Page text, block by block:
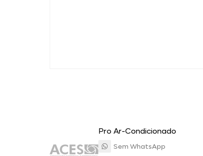
Pro Ar-Condicionado
Sem WhatsApp